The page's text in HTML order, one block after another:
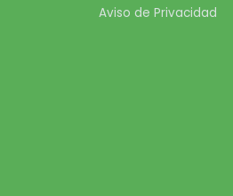
Aviso de Privacidad